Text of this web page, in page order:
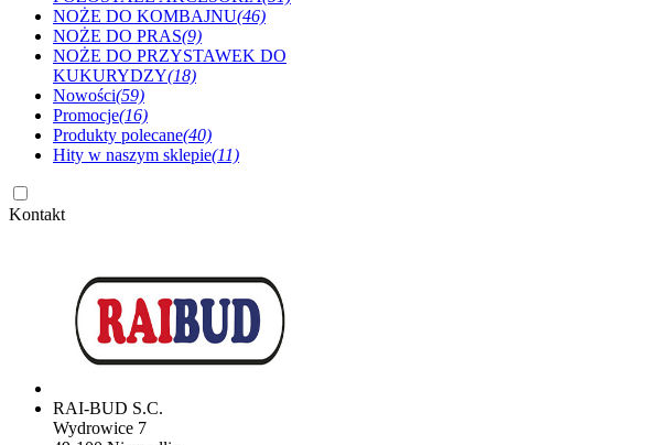
NOŻE DO KOMBAJNU(46)
NOŻE DO PRAS(9)
NOŻE DO PRZYSTAWEK DO
KUKURYDZY(18)
Nowości(59)
Promocje(16)
Produkty polecane(40)
Hity w naszym sklepie(11)
Kontakt
RAI-BUD S.C.
Wydrowice 7